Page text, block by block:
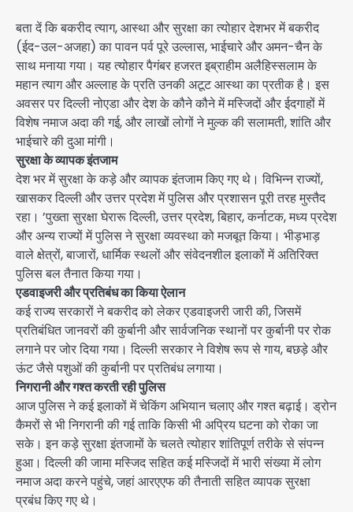
बता दें कि बकरीद त्याग, आस्था और सुरक्षा का त्योहार देशभर में बकरीद
(ईद-उल-अजहा) का पावन पर्व पूरे उल्लास, भाईचारे और अमन-चैन के
साथ मनाया गया। यह त्योहार पैगंबर हजरत इब्राहीम अलैहिस्सलाम के
महान त्याग और अल्लाह के प्रति उनकी अटूट आस्था का प्रतीक है। इस
अवसर पर दिल्ली नोएडा और देश के कौने कौने में मस्जिदों और ईदगाहों में
विशेष नमाज अदा की गई, और लाखों लोगों ने मुल्क की सलामती, शांति और
भाईचारे की दुआ मांगी।
सुरक्षा के व्यापक इंतजाम
देश भर में सुरक्षा के कड़े और व्यापक इंतजाम किए गए थे। विभिन्न राज्यों,
खासकर दिल्ली और उत्तर प्रदेश में पुलिस और प्रशासन पूरी तरह मुस्तैद
रहा। ’पुख्ता सुरक्षा घेरारू दिल्ली, उत्तर प्रदेश, बिहार, कर्नाटक, मध्य प्रदेश
और अन्य राज्यों में पुलिस ने सुरक्षा व्यवस्था को मजबूत किया। भीड़भाड़
वाले क्षेत्रों, बाजारों, धार्मिक स्थलों और संवेदनशील इलाकों में अतिरिक्त
पुलिस बल तैनात किया गया।
एडवाइजरी और प्रतिबंध का किया ऐलान
कई राज्य सरकारों ने बकरीद को लेकर एडवाइजरी जारी की, जिसमें
प्रतिबंधित जानवरों की कुर्बानी और सार्वजनिक स्थानों पर कुर्बानी पर रोक
लगाने पर जोर दिया गया। दिल्ली सरकार ने विशेष रूप से गाय, बछड़े और
ऊंट जैसे पशुओं की कुर्बानी पर प्रतिबंध लगाया।
निगरानी और गश्त करती रही पुलिस
आज पुलिस ने कई इलाकों में चेकिंग अभियान चलाए और गश्त बढ़ाई। ड्रोन
कैमरों से भी निगरानी की गई ताकि किसी भी अप्रिय घटना को रोका जा
सके। इन कड़े सुरक्षा इंतजामों के चलते त्योहार शांतिपूर्ण तरीके से संपन्न
हुआ। दिल्ली की जामा मस्जिद सहित कई मस्जिदों में भारी संख्या में लोग
नमाज अदा करने पहुंचे, जहां आरएएफ की तैनाती सहित व्यापक सुरक्षा
प्रबंध किए गए थे।